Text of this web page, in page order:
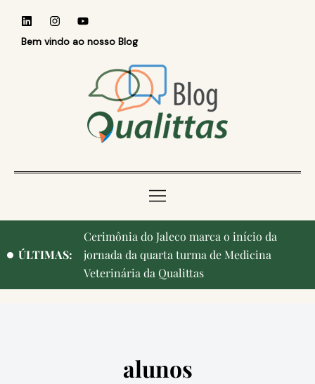
Bem vindo ao nosso Blog
ÚLTIMAS:
Cerimônia do Jaleco marca o início da
jornada da quarta turma de Medicina
Veterinária da Qualittas
alunos